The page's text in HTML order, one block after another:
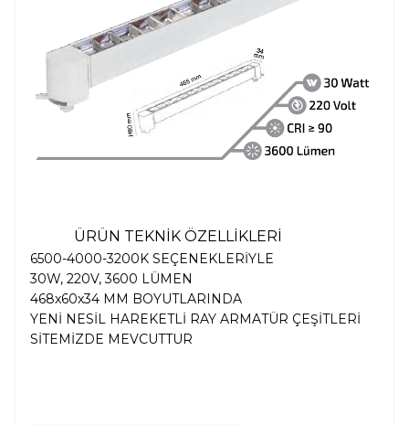
ÜRÜN TEKNİK ÖZELLİKLERİ
6500-4000-3200K SEÇENEKLERİYLE
30W, 220V, 3600 LÜMEN
468x60x34 MM BOYUTLARINDA
YENİ NESİL HAREKETLİ RAY ARMATÜR ÇEŞİTLERİ
SİTEMİZDE MEVCUTTUR